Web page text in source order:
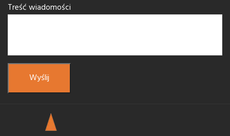
Treść wiadomości